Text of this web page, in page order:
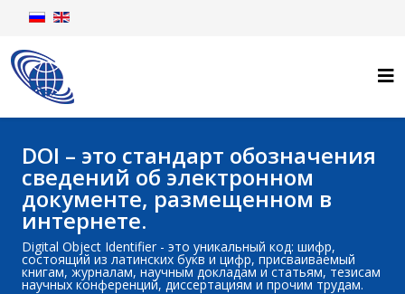
DOI – это стандарт обозначения
сведений об электронном
документе, размещенном в
интернете.
Digital Object Identifier - это уникальный код: шифр,
состоящий из латинских букв и цифр, присваиваемый
книгам, журналам, научным докладам и статьям, тезисам
научных конференций, диссертациям и прочим трудам.